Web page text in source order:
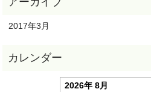
2017年3月
2026年 8月